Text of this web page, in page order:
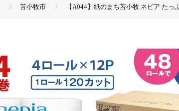
苫小牧市 【A044】紙のまち苫小牧 ネピア た